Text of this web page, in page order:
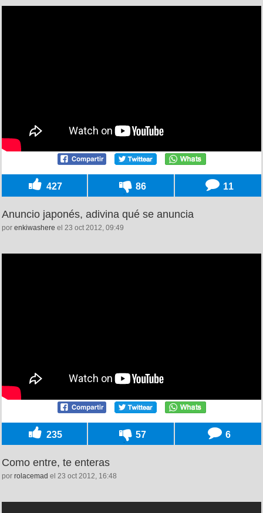
427 86 11
Anuncio japonés, adivina qué se anuncia
por enkiwashere el 23 oct 2012, 09:49
235 57 6
Como entre, te enteras
por rolacemad el 23 oct 2012, 16:48